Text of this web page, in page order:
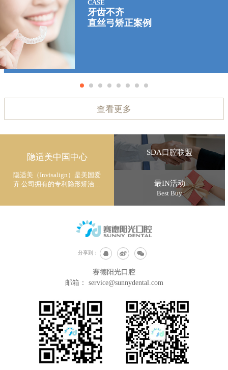
CASE
牙齿不齐
直丝弓矫正案例
查看更多
隐适美中国中心
隐适美（Invisalign）是美国爱
齐 公司拥有的专利隐形矫治技
SDA口腔联盟
最IN活动
Best Buy
分享到：
赛德阳光口腔
邮箱： service@sunnydental.com